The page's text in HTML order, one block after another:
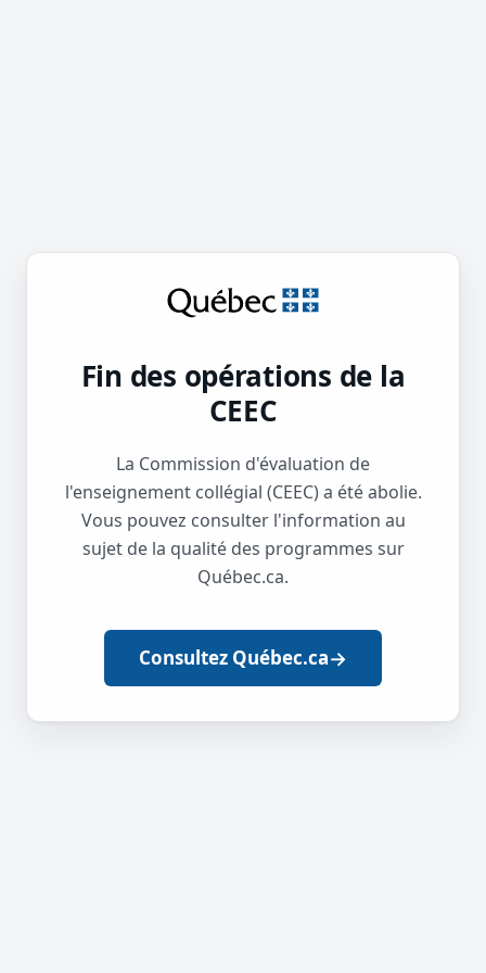
Fin des opérations de la
CEEC
La Commission d'évaluation de
l'enseignement collégial (CEEC) a été abolie.
Vous pouvez consulter l'information au
sujet de la qualité des programmes sur
Québec.ca.
Consultez Québec.ca→